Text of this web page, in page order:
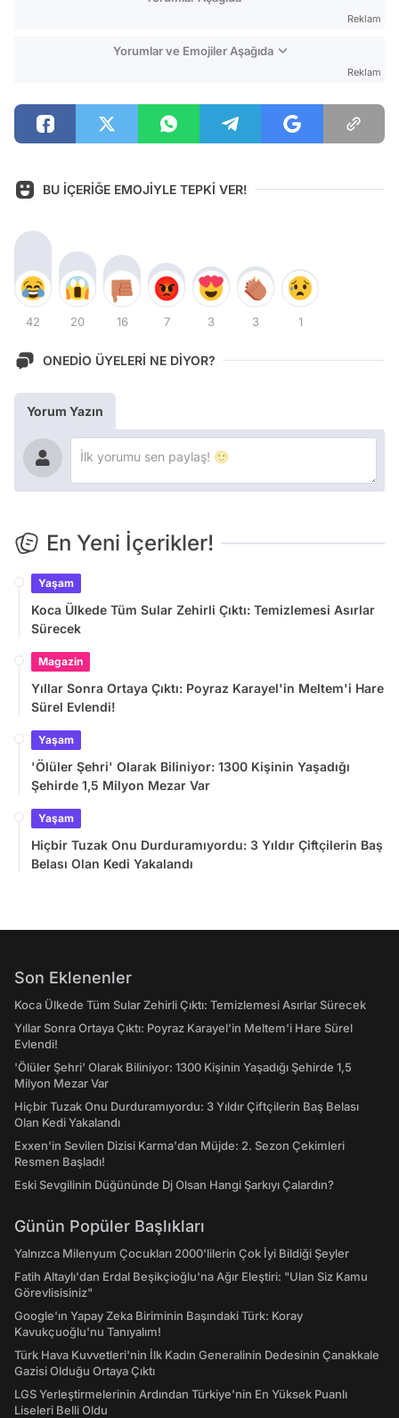
Reklam
Yorumlar ve Emojiler Aşağıda
Reklam
BU İÇERİĞE EMOJİYLE TEPKİ VER!
42 20 16 7 3 3 1
ONEDİO ÜYELERİ NE DİYOR?
Yorum Yazın
En Yeni İçerikler!
Yaşam
Koca Ülkede Tüm Sular Zehirli Çıktı: Temizlemesi Asırlar
Sürecek
Magazin
Yıllar Sonra Ortaya Çıktı: Poyraz Karayel'in Meltem'i Hare
Sürel Evlendi!
Yaşam
'Ölüler Şehri' Olarak Biliniyor: 1300 Kişinin Yaşadığı
Şehirde 1,5 Milyon Mezar Var
Yaşam
Hiçbir Tuzak Onu Durduramıyordu: 3 Yıldır Çiftçilerin Baş
Belası Olan Kedi Yakalandı
Son Eklenenler
Koca Ülkede Tüm Sular Zehirli Çıktı: Temizlemesi Asırlar Sürecek
Yıllar Sonra Ortaya Çıktı: Poyraz Karayel'in Meltem'i Hare Sürel
Evlendi!
'Ölüler Şehri' Olarak Biliniyor: 1300 Kişinin Yaşadığı Şehirde 1,5
Milyon Mezar Var
Hiçbir Tuzak Onu Durduramıyordu: 3 Yıldır Çiftçilerin Baş Belası
Olan Kedi Yakalandı
Exxen'in Sevilen Dizisi Karma'dan Müjde: 2. Sezon Çekimleri
Resmen Başladı!
Eski Sevgilinin Düğününde Dj Olsan Hangi Şarkıyı Çalardın?
Günün Popüler Başlıkları
Yalnızca Milenyum Çocukları 2000'lilerin Çok İyi Bildiği Şeyler
Fatih Altaylı'dan Erdal Beşikçioğlu'na Ağır Eleştiri: "Ulan Siz Kamu
Görevlisisiniz"
Google'ın Yapay Zeka Biriminin Başındaki Türk: Koray
Kavukçuoğlu'nu Tanıyalım!
Türk Hava Kuvvetleri'nin İlk Kadın Generalinin Dedesinin Çanakkale
Gazisi Olduğu Ortaya Çıktı
LGS Yerleştirmelerinin Ardından Türkiye'nin En Yüksek Puanlı
Liseleri Belli Oldu